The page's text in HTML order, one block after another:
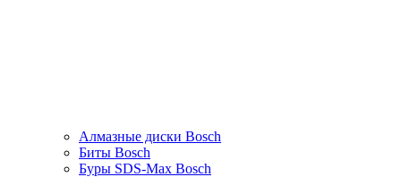
Алмазные диски Bosch
Биты Bosch
Буры SDS-Max Bosch